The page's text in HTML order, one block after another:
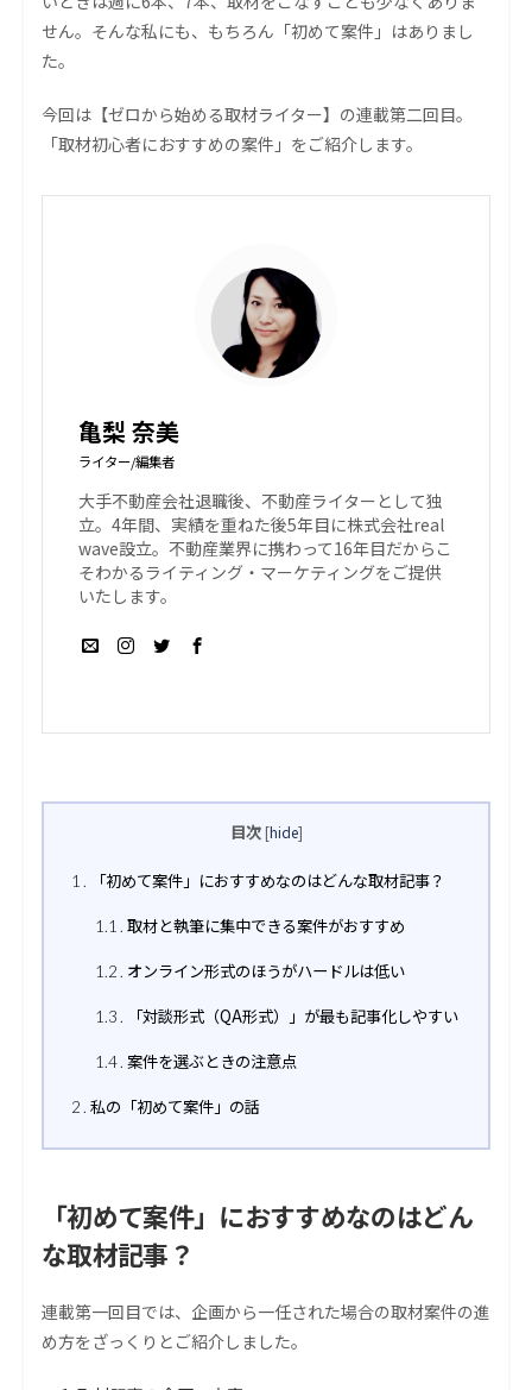
せん。そんな私にも、もちろん「初めて案件」はありまし
た。
今回は【ゼロから始める取材ライター】の連載第二回目。
「取材初心者におすすめの案件」をご紹介します。
亀梨 奈美
ライター/編集者
大手不動産会社退職後、不動産ライターとして独
立。4年間、実績を重ねた後5年目に株式会社real
wave設立。不動産業界に携わって16年目だからこ
そわかるライティング・マーケティングをご提供
いたします。
目次 [hide]
1 「初めて案件」におすすめなのはどんな取材記事？
1.1 取材と執筆に集中できる案件がおすすめ
1.2 オンライン形式のほうがハードルは低い
1.3 「対談形式（QA形式）」が最も記事化しやすい
1.4 案件を選ぶときの注意点
2 私の「初めて案件」の話
「初めて案件」におすすめなのはどん
な取材記事？
連載第一回目では、企画から一任された場合の取材案件の進
め方をざっくりとご紹介しました。